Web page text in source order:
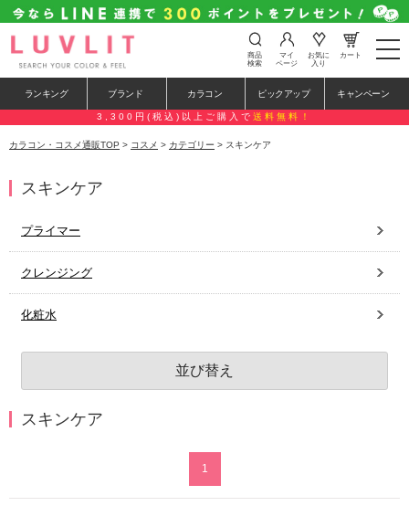
t
o
e
n
n
商品
検索
マイ
ページ
お気に
入り
カート
ランキング ブランド カラコン ピックアップ キャンペーン
3,300円(税込)以上ご購入で 送料無料！
カラコン・コスメ通販TOP > コスメ > カテゴリー > スキンケア
スキンケア
プライマー
クレンジング
化粧水
並び替え
スキンケア
1